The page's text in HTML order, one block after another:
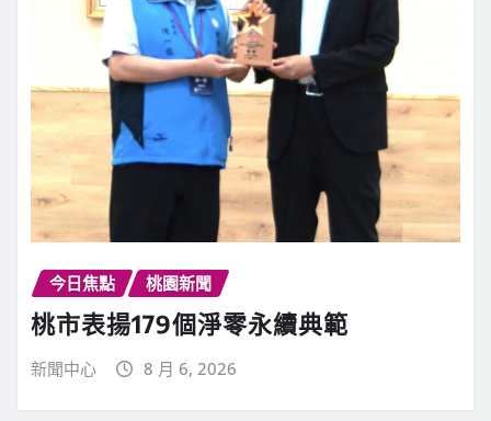
今日焦點 桃園新聞
桃市表揚179個淨零永續典範
新聞中心 8 月 6, 2026